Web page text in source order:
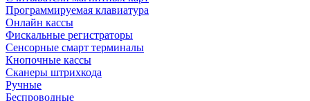
Программируемая клавиатура
Онлайн кассы
Фискальные регистраторы
Сенсорные смарт терминалы
Кнопочные кассы
Сканеры штрихкода
Ручные
Беспроводные